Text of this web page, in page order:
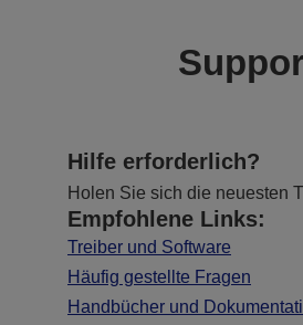
Hilfe erforderlich?
Holen Sie sich die neuesten
Empfohlene Links:
Treiber und Software
Häufig gestellte Fragen
Handbücher und